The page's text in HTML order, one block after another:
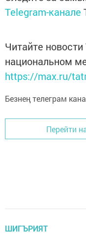
Telegram-канале
Читайте
национальном
https://max.ru/
Безнең телеграм
Перейти
ШИГЪРИЯТ